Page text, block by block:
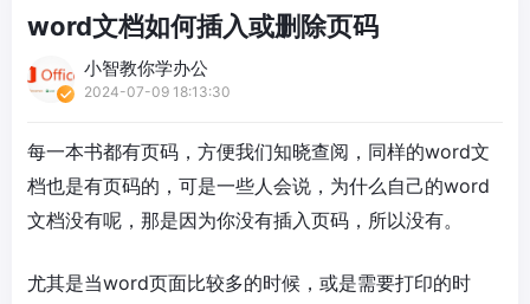
word文档如何插入或删除页码
小智教你学办公
2024-07-09 18:13:30
每一本书都有页码，方便我们知晓查阅，同样的word文
档也是有页码的，可是一些人会说，为什么自己的word
文档没有呢，那是因为你没有插入页码，所以没有。
尤其是当word页面比较多的时候，或是需要打印的时